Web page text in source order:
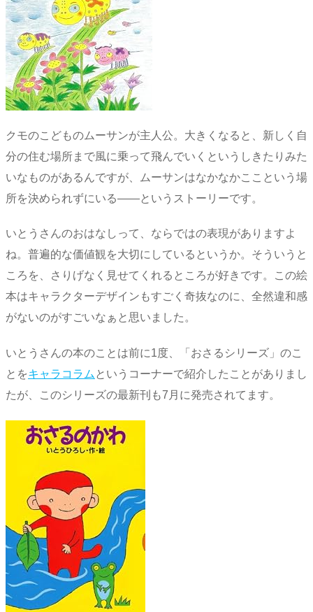
クモのこどものムーサンが主人公。大きくなると、新しく自
分の住む場所まで風に乗って飛んでいくというしきたりみた
いなものがあるんですが、ムーサンはなかなかここという場
所を決められずにいる――というストーリーです。
いとうさんのおはなしって、ならではの表現がありますよ
ね。普遍的な価値観を大切にしているというか。そういうと
ころを、さりげなく見せてくれるところが好きです。この絵
本はキャラクターデザインもすごく奇抜なのに、全然違和感
がないのがすごいなぁと思いました。
いとうさんの本のことは前に1度、「おさるシリーズ」のこ
とをキャラコラム というコーナーで紹介したことがありまし
たが、このシリーズの最新刊も7月に発売されてます。